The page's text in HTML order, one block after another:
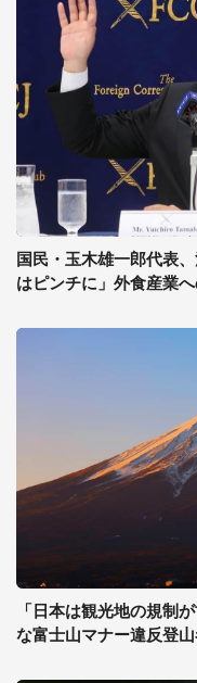
国民・玉木雄一郎代表
はピンチに」外食産業
「日本は観光地の規制
な富士山マナー違反登